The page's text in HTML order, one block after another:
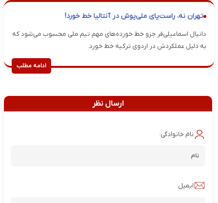
تهران نه، راست‌پای ملی‌پوش در آنتالیا خط خورد!
دانیال اسماعیلی‌فر جزو خط خورده‌های مهم تیم ملی محسوب می‌شود که
به دلیل عملکردش در اردوی ترکیه خط خورد.
ادامه مطلب
ارسال نظر
نام خانوادگی:
ایمیل: